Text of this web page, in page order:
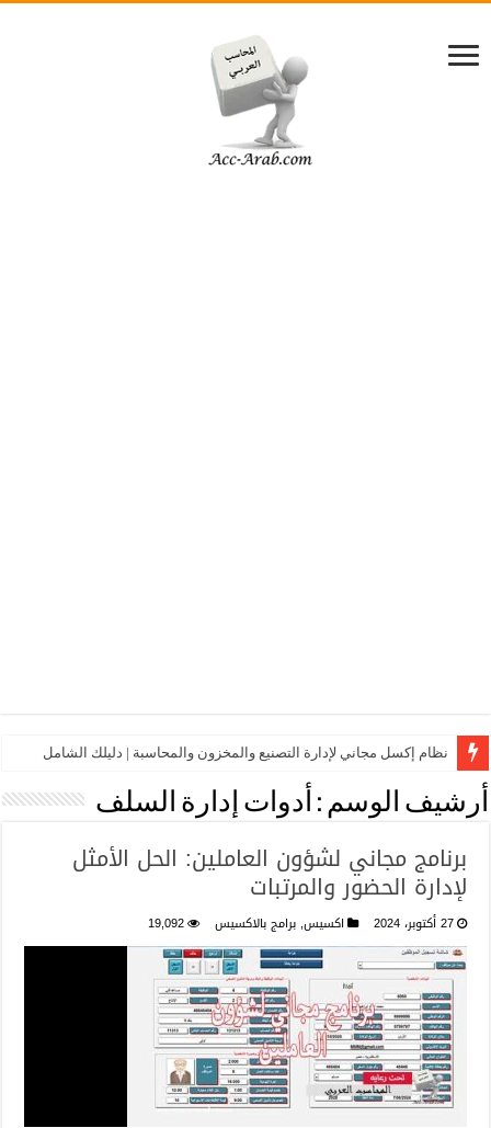
نظام إكسل مجاني لإدارة التصنيع والمخزون والمحاسبة | دليلك الشامل
أرشيف الوسم : أدوات إدارة السلف
برنامج مجاني لشؤون العاملين: الحل الأمثل
لإدارة الحضور والمرتبات
27 أكتوبر، 2024 اكسيس, برامج بالاكسيس 19,092